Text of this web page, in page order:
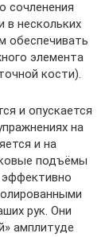
сочленения
в нескольких
обеспечивать
элемента
кости).
и опускается
на
и на
подъёмы
эффективно
рук. Они
амплитуде